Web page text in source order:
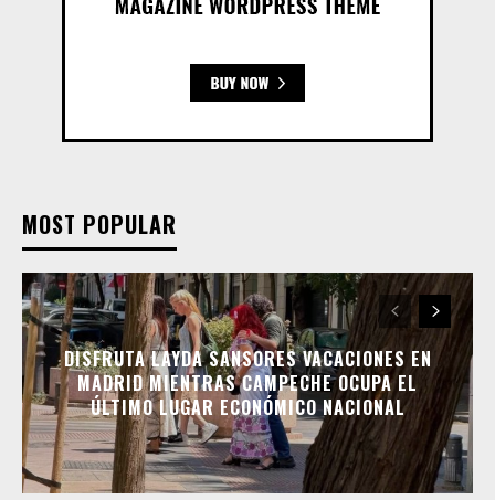
MOST POPULAR
DISFRUTA LAYDA SANSORES VACACIONES EN
MADRID MIENTRAS CAMPECHE OCUPA EL
ÚLTIMO LUGAR ECONÓMICO NACIONAL